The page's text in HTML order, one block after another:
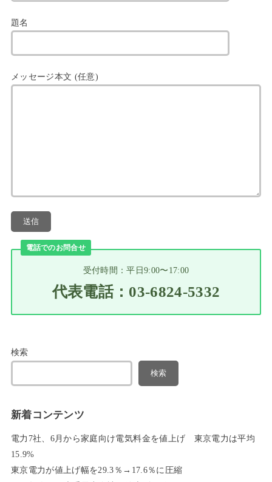
題名
メッセージ本文 (任意)
電話でのお問合せ
受付時間：平日9:00〜17:00
代表電話：03-6824-5332
検索
検索
新着コンテンツ
電力7社、6月から家庭向け電気料金を値上げ 東京電力は平均
15.9%
東京電力が値上げ幅を29.3％→17.6％に圧縮